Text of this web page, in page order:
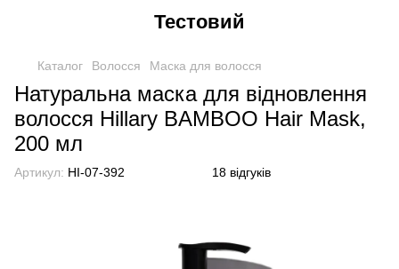
Тестовий
Каталог Волосся Маска для волосся
Натуральна маска для відновлення
волосся Hillary BAMBOO Hair Mask,
200 мл
Артикул: HI-07-392 18 відгуків